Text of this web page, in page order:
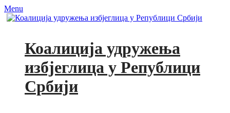
Menu
Коалиција удружења
избјеглица у Републици
Србији